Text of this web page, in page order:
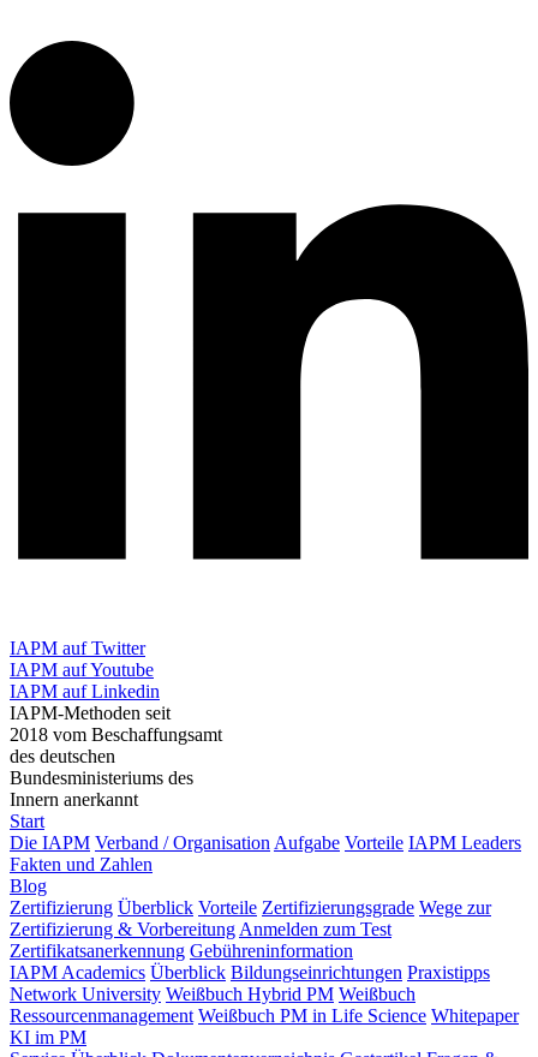
IAPM auf Twitter
IAPM auf Youtube
IAPM auf Linkedin
IAPM-Methoden seit
2018 vom Beschaffungsamt
des deutschen
Bundesministeriums des
Innern anerkannt
Start
Die IAPM Verband / Organisation Aufgabe Vorteile IAPM Leaders
Fakten und Zahlen
Blog
Zertifizierung Überblick Vorteile Zertifizierungsgrade Wege zur
Zertifizierung & Vorbereitung Anmelden zum Test
Zertifikatsanerkennung Gebühreninformation
IAPM Academics Überblick Bildungseinrichtungen Praxistipps
Network University Weißbuch Hybrid PM Weißbuch
Ressourcenmanagement Weißbuch PM in Life Science Whitepaper
KI im PM